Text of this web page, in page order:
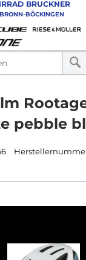
BRUCKNER
BÖCKINGEN
pebble